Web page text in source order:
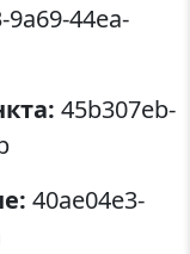
9a69-44ea-
45b307eb-
40ae04e3-